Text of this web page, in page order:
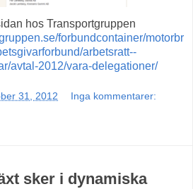
hos Transportgruppen
forbundcontainer/motorbr
arbetsratt--
avtal-2012/vara-delegationer/
31, 2012 Inga kommentarer:
sker i dynamiska